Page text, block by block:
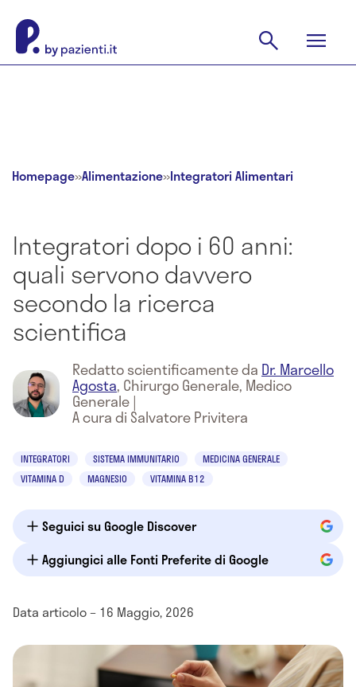
Homepage»Alimentazione»Integratori Alimentari
Integratori dopo i 60 anni:
quali servono davvero
secondo la ricerca
scientifica
Redatto scientificamente da Dr. Marcello
Agosta, Chirurgo Generale, Medico
Generale|
A cura di Salvatore Privitera
INTEGRATORI SISTEMA IMMUNITARIO
MEDICINA GENERALE
VITAMINA D
MAGNESIO VITAMINA B12
Seguici su Google Discover
Aggiungici alle Fonti Preferite di Google
Data articolo – 16 Maggio, 2026